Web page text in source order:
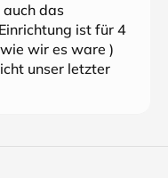
das
ist für 4
wir es ware )
unser letzter